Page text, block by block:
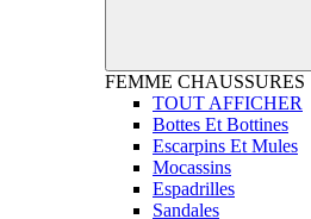
FEMME CHAUSSURES
TOUT AFFICHER
Bottes Et Bottines
Escarpins Et Mules
Mocassins
Espadrilles
Sandales